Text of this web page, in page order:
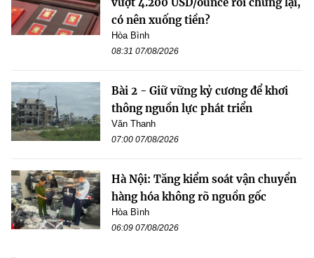
có nên xuống tiền?
Hòa Bình
08:31 07/08/2026
Bài 2 - Giữ vững kỷ cương để khơi
thông nguồn lực phát triển
Văn Thanh
07:00 07/08/2026
Hà Nội: Tăng kiểm soát vận chuyển
hàng hóa không rõ nguồn gốc
Hòa Bình
06:09 07/08/2026